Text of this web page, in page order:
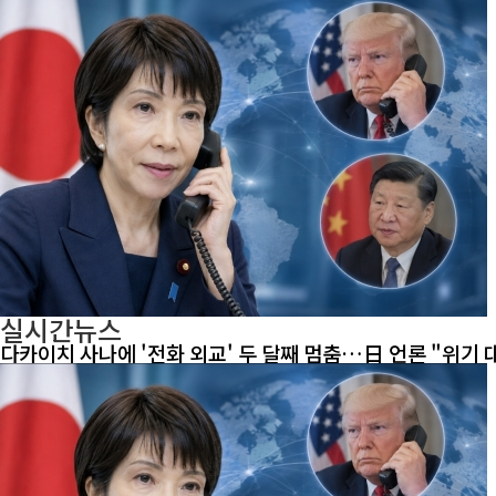
실시간뉴스
다카이치 사나에 '전화 외교' 두 달째 멈춤…日 언론 "위기